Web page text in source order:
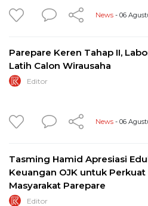
News - 06
Parepare Keren Tahap II,
Latih Calon Wirausaha
Editor
News - 06
Tasming Hamid Apresiasi
Keuangan OJK untuk Perkuat
Masyarakat Parepare
Editor